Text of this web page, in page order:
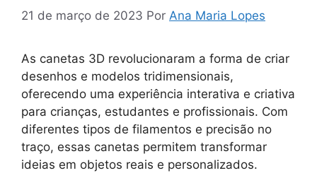
21 de março de 2023 Por Ana Maria Lopes
As canetas 3D revolucionaram a forma de criar
desenhos e modelos tridimensionais,
oferecendo uma experiência interativa e criativa
para crianças, estudantes e profissionais. Com
diferentes tipos de filamentos e precisão no
traço, essas canetas permitem transformar
ideias em objetos reais e personalizados.